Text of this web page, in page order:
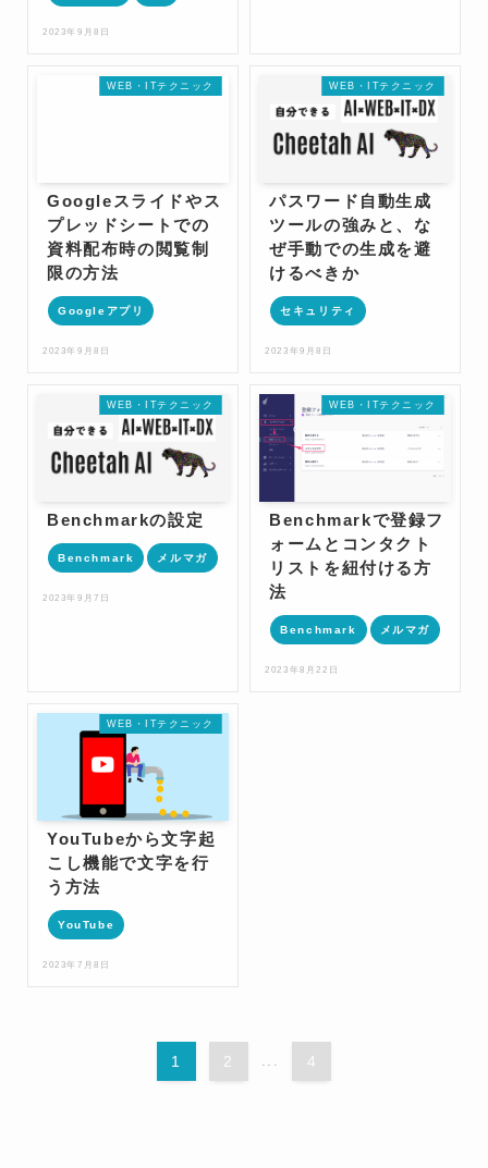
2023年9月8日
WEB・ITテクニック
Googleスライドやス
プレッドシートでの
資料配布時の閲覧制
限の方法
Googleアプリ
2023年9月8日
WEB・ITテクニック
パスワード自動生成
ツールの強みと、な
ぜ手動での生成を避
けるべきか
セキュリティ
2023年9月8日
WEB・ITテクニック
Benchmarkの設定
Benchmark メルマガ
2023年9月7日
WEB・ITテクニック
Benchmarkで登録フ
ォームとコンタクト
リストを紐付ける方
法
Benchmark メルマガ
2023年8月22日
WEB・ITテクニック
YouTubeから文字起
こし機能で文字を行
う方法
YouTube
2023年7月8日
1 2 4